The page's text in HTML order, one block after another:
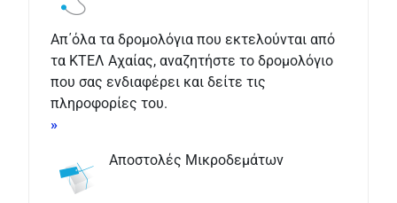
Απ΄όλα τα δρομολόγια που εκτελούνται από
τα ΚΤΕΛ Αχαίας, αναζητήστε το δρομολόγιο
που σας ενδιαφέρει και δείτε τις
πληροφορίες του.
»
Αποστολές Μικροδεμάτων